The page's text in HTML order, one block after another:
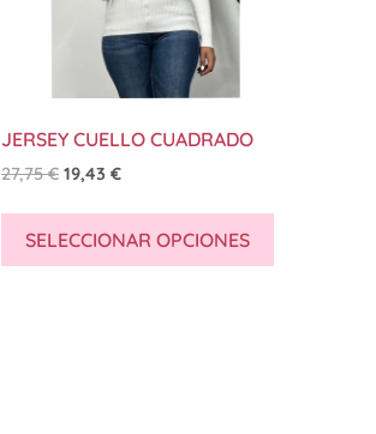
JERSEY CUELLO CUADRADO
27,75€ 19,43 €
SELECCIONAR OPCIONES